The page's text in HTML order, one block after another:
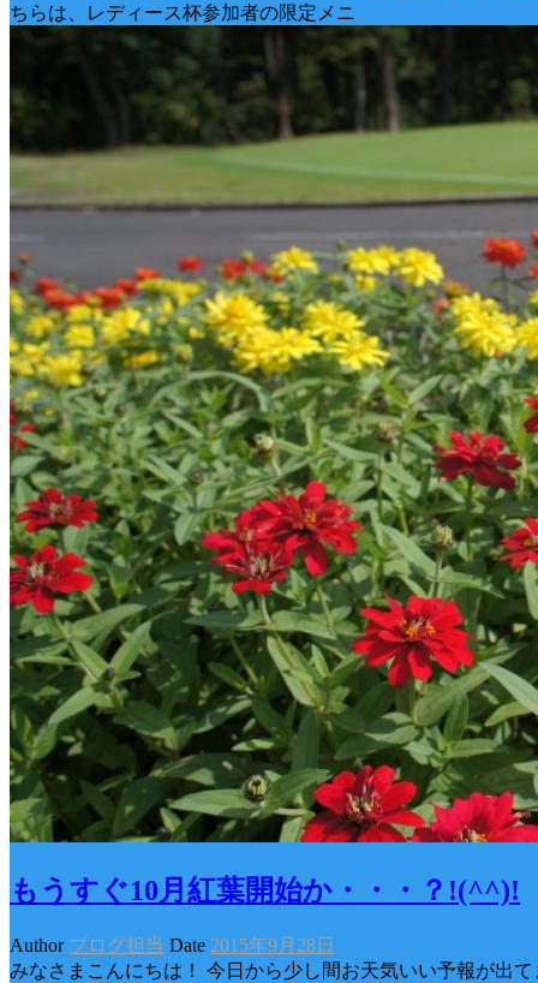
ちらは、レディース杯参加者の限定メニ
もうすぐ10月紅葉開始か・・・？!(^^)!
Author ブログ担当 Date 2015年9月28日
みなさまこんにちは！ 今日から少し間お天気いい予報が出